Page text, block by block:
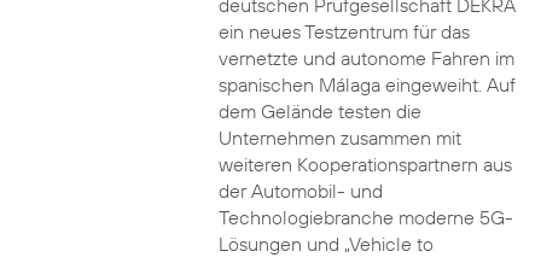
deutschen Prüfgesellschaft DEKRA
ein neues Testzentrum für das
vernetzte und autonome Fahren im
spanischen Málaga eingeweiht. Auf
dem Gelände testen die
Unternehmen zusammen mit
weiteren Kooperationspartnern aus
der Automobil- und
Technologiebranche moderne 5G-
Lösungen und „Vehicle to